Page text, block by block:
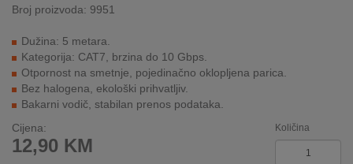
NOVO
U
PONUDI
KONTAKT
Broj proizvoda: 9951
Dužina: 5 metara.
Kategorija: CAT7, brzina do 10 Gbps.
Otpornost na smetnje, pojedinačno oklopljena parica.
Bez halogena, ekološki prihvatljiv.
Bakarni vodič, stabilan prenos podataka.
Cijena:
12,90 KM
Količina